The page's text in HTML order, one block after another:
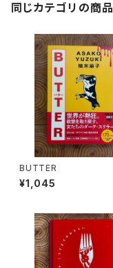
同じカテゴリの商品
BUTTER
¥1,045